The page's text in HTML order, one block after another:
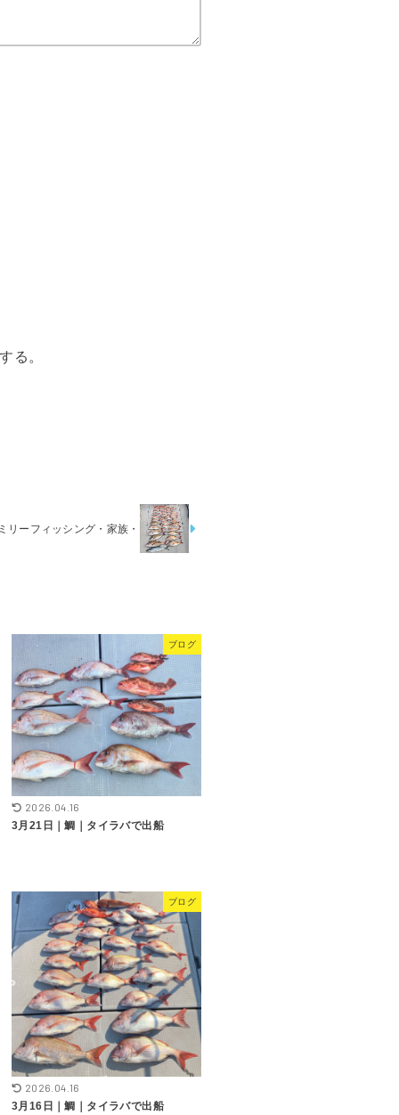
る。
ーフィッシング・家族・
ブログ
2026.04.16
3月21日｜鯛｜タイラバで出船
ブログ
2026.04.16
3月16日｜鯛｜タイラバで出船